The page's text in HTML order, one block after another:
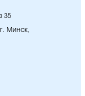
35
Минск,